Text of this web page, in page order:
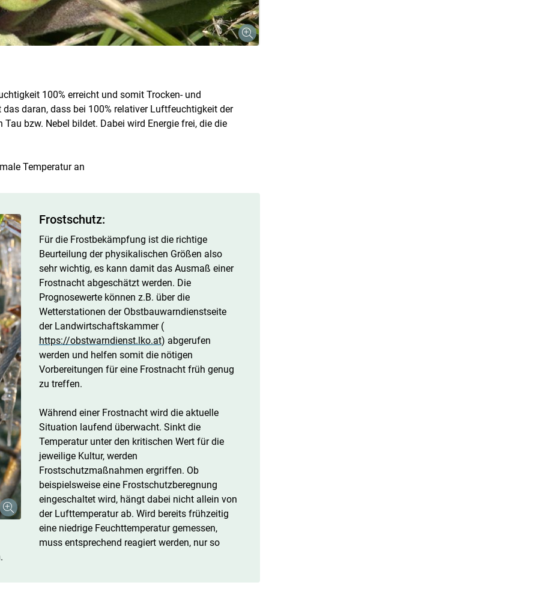
100% erreicht und somit Trocken- und
daran, dass bei 100% relativer Luftfeuchtigkeit der
bzw. Nebel bildet. Dabei wird Energie frei, die die
Temperatur an
Frostschutz:
Für die Frostbekämpfung ist die richtige
Beurteilung der physikalischen Größen also
sehr wichtig, es kann damit das Ausmaß einer
Frostnacht abgeschätzt werden. Die
Prognosewerte können z.B. über die
Wetterstationen der Obstbauwarndienstseite
der Landwirtschaftskammer (
https://obstwarndienst.lko.at) abgerufen
werden und helfen somit die nötigen
Vorbereitungen für eine Frostnacht früh genug
zu treffen.
Während einer Frostnacht wird die aktuelle
Situation laufend überwacht. Sinkt die
Temperatur unter den kritischen Wert für die
jeweilige Kultur, werden
Frostschutzmaßnahmen ergriffen. Ob
beispielsweise eine Frostschutzberegnung
eingeschaltet wird, hängt dabei nicht allein von
der Lufttemperatur ab. Wird bereits frühzeitig
eine niedrige Feuchttemperatur gemessen,
muss entsprechend reagiert werden, nur so